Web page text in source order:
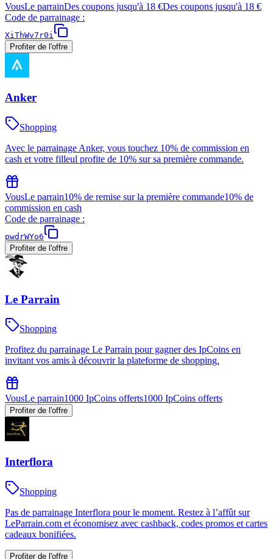
VousLe parrainDes coupons jusqu'à 18 €Des coupons jusqu'à 18 €
Code de parrainage :
XiThWv7r0i
Profiter de l'offre
Anker
Shopping
Avec le parrainage Anker, vous touchez 10% de commission en
cash et votre filleul profite de 10% sur sa première commande.
VousLe parrain10% de remise sur la première commande10% de
commission en cash
Code de parrainage :
pwdrWYo6
Profiter de l'offre
Le Parrain
Shopping
Profitez du parrainage Le Parrain pour gagner des IpCoins en
invitant vos amis à découvrir la plateforme de shopping.
VousLe parrain1000 IpCoins offerts1000 IpCoins offerts
Profiter de l'offre
Interflora
Shopping
Pas de parrainage Interflora pour le moment. Restez à l’affût sur
LeParrain.com et économisez avec cashback, codes promos et cartes
cadeaux bonifiées.
Profiter de l'offre